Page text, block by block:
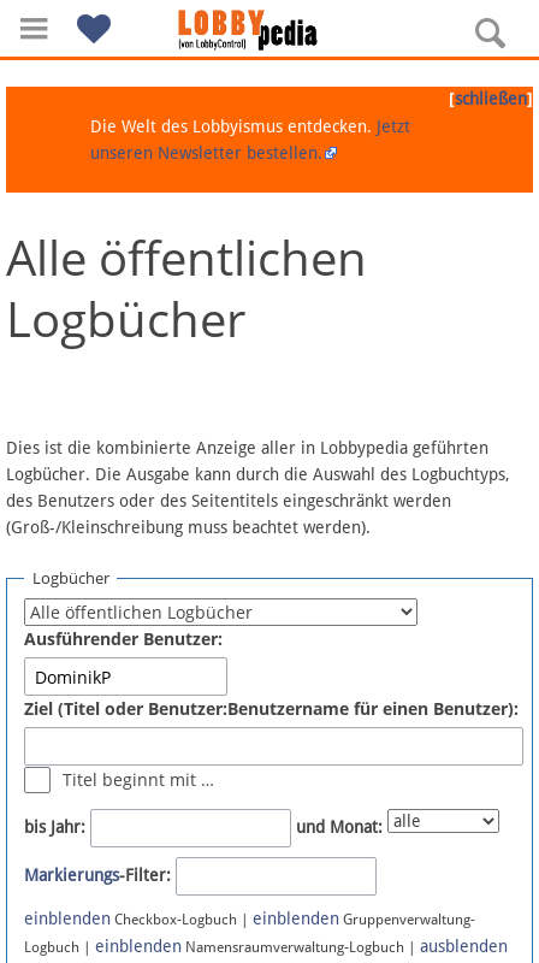
Navigation
Über Lobbypedia
Artikel nach Kategorien
FAQ
Fördermitglied werden
Fehler melden
Newsletter
Bluesky
Facebook
[schließen]
Die Welt des Lobbyismus entdecken. Jetzt
unseren Newsletter bestellen.
Alle öffentlichen
Logbücher
Dies ist die kombinierte Anzeige aller in Lobbypedia geführten
Logbücher. Die Ausgabe kann durch die Auswahl des Logbuchtyps,
des Benutzers oder des Seitentitels eingeschränkt werden
(Groß-/Kleinschreibung muss beachtet werden).
Logbücher
Ausführender Benutzer:
Ziel (Titel oder Benutzer:Benutzername für einen Benutzer):
Titel beginnt mit …
bis Jahr: und Monat:
Markierungs-Filter:
einblenden Checkbox-Logbuch | einblenden Gruppenverwaltung-
Logbuch | einblenden Namensraumverwaltung-Logbuch | ausblenden